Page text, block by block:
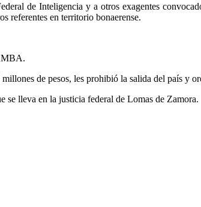
de Inteligencia y a otros exagentes
referentes en territorio bonaerense.
de pesos, les prohibió la salida del país y
se lleva en la justicia federal de Lomas de Zamora.